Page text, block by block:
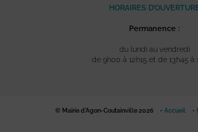
HORAIRES
Permanence :
du lundi au vendredi
de 9h00 à 12h15 et de 13h45 à
© Mairie d'Agon-Coutainville 2026 Accueil